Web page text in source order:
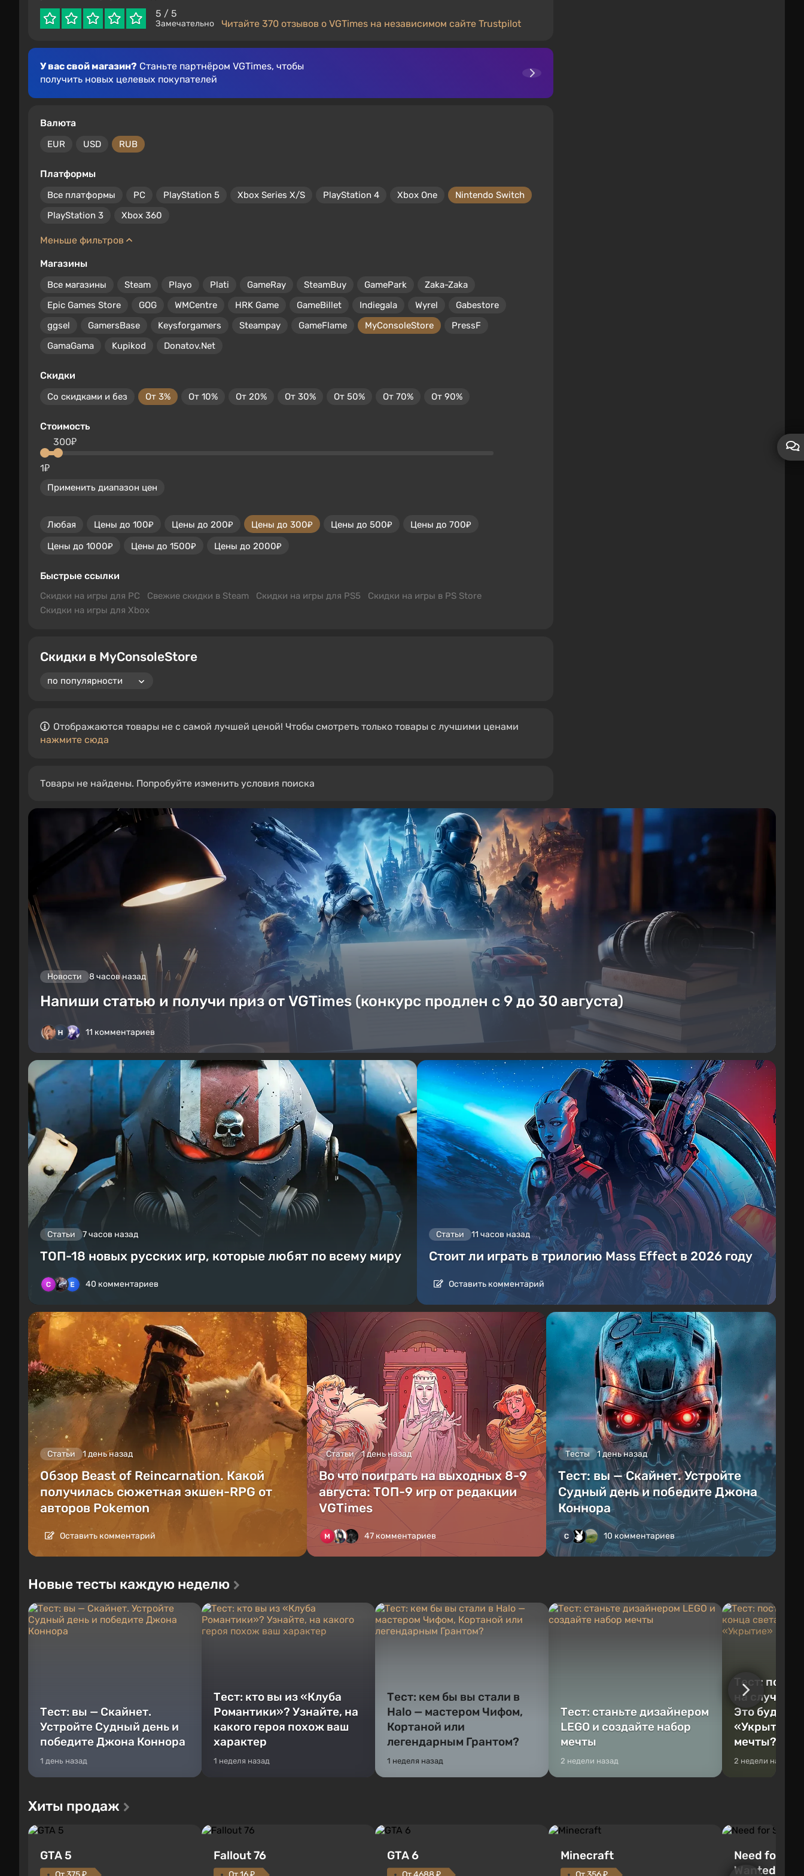
5 / 5
Замечательно Читайте 370 отзывов о VGTimes на независимом сайте Trustpilot
У вас свой магазин? Станьте партнёром VGTimes, чтобы
получить новых целевых покупателей
Валюта
EUR USD RUB
Платформы
Все платформы PC PlayStation 5 Xbox Series X/S PlayStation 4 Xbox One
Nintendo Switch
PlayStation 3
Xbox 360
Меньше фильтров
Магазины
Все магазины Steam Playo Plati GameRay SteamBuy GamePark
Zaka-Zaka
Epic Games Store
GOG WMCentre HRK Game GameBillet Indiegala Wyrel
Gabestore
ggsel
GamersBase Keysforgamers Steampay GameFlame MyConsoleStore
PressF
GamaGama
Kupikod Donatov.Net
Скидки
Со скидками и без От 3% От 10% От 20% От 30% От 50% От 70% От 90%
Стоимость
1₽
300₽
Применить диапазон цен
Любая Цены до 100₽ Цены до 200₽ Цены до 300₽ Цены до 500₽
Цены до 700₽
Цены до 1000₽
Цены до 1500₽ Цены до 2000₽
Быстрые ссылки
Скидки на игры для PC Свежие скидки в Steam Скидки на игры для PS5
Скидки на игры в PS Store
Скидки на игры для Xbox
Скидки в MyConsoleStore
Отображаются товары не с самой лучшей ценой! Чтобы смотреть только товары с лучшими ценами
нажмите сюда
Товары не найдены. Попробуйте изменить условия поиска
Новости 8 часов назад
Напиши статью и получи приз от VGTimes (конкурс продлен с 9 до 30 августа)
11 комментариев
Статьи 7 часов назад
ТОП-18 новых русских игр, которые любят по всему миру
40 комментариев
Статьи 11 часов назад
Стоит ли играть в трилогию Mass Effect в 2026 году
Оставить комментарий
Статьи 1 день назад
Обзор Beast of Reincarnation. Какой
получилась сюжетная экшен-RPG от
авторов Pokemon
Оставить комментарий
Статьи 1 день назад
Во что поиграть на выходных 8-9
августа: ТОП-9 игр от редакции
VGTimes
47 комментариев
Тесты 1 день назад
Тест: вы — Скайнет. Устройте
Судный день и победите Джона
Коннора
10 комментариев
Новые тесты каждую неделю
Тест: вы — Скайнет.
Устройте Судный день и
победите Джона Коннора
1 день назад
Тест: кто вы из «Клуба
Романтики»? Узнайте, на
какого героя похож ваш
характер
1 неделя назад
Тест: кем бы вы стали в
Halo — мастером Чифом,
Кортаной или
легендарным Грантом?
1 неделя назад
Тест: станьте дизайнером
LEGO и создайте набор
мечты
2 недели назад
Тест:
на случай
Это будет
«Укрытие»
мечты?
2 недели назад
Хиты продаж
GTA 5 Fallout 76 GTA 6 Minecraft
Need for
Wanted